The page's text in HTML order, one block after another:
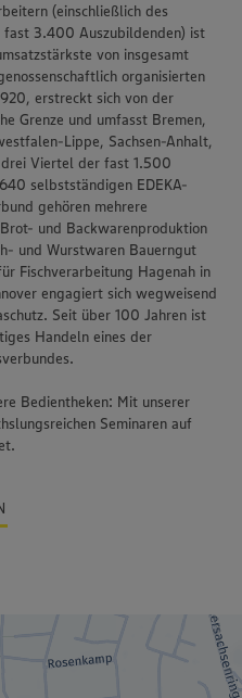
(einschließlich des
fast 3.400 Auszubildenden) ist
von insgesamt
organisierten
erstreckt sich von der
Grenze und umfasst Bremen,
Lippe, Sachsen-Anhalt,
Viertel der fast 1.500
selbstständigen EDEKA-
gehören mehrere
und Backwarenproduktion
und Wurstwaren Bauerngut
Fischverarbeitung Hagenah in
engagiert sich wegweisend
Seit über 100 Jahren ist
Handeln eines der
Bedientheken: Mit unserer
Seminaren auf